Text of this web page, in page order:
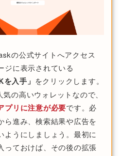
の公式サイトへアクセス
ジに表示されている
を入手」 をクリックします。
の高いウォレットなので、
プリに注意が必要です。必
ら進み、検索結果や広告を
ようにしましょう。最初に
っておけば、その後の拡張